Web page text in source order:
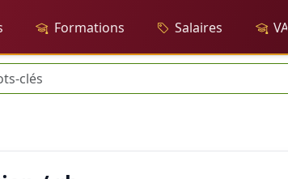
Formations Salaires VAE